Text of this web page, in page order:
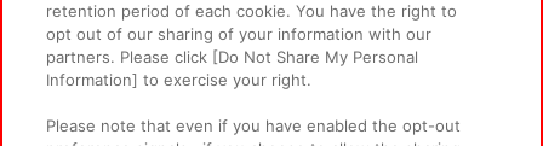
関連会社 サステナビリティ サイトポリシー
プライバシーポリシー ウェブアクセシビリティ方針と検証結果
retention period of each cookie. You have the right to
opt out of our sharing of your information with our
partners. Please click [Do Not Share My Personal
Information] to exercise your right.
Please note that even if you have enabled the opt-out